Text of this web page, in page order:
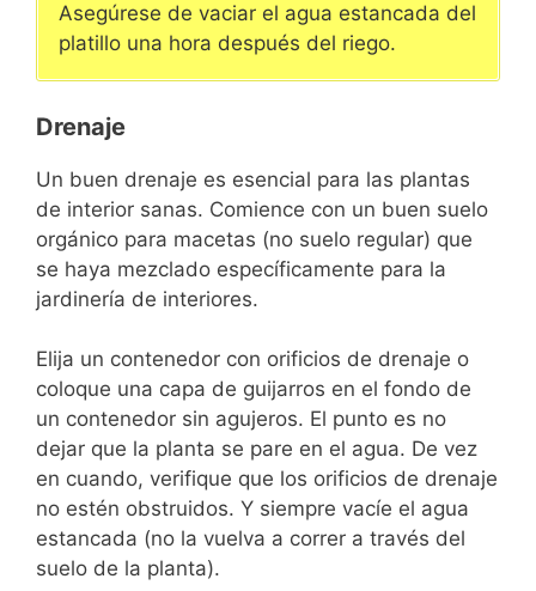
Asegúrese de vaciar el agua estancada del
platillo una hora después del riego.
Drenaje
Un buen drenaje es esencial para las plantas
de interior sanas. Comience con un buen suelo
orgánico para macetas (no suelo regular) que
se haya mezclado específicamente para la
jardinería de interiores.
Elija un contenedor con orificios de drenaje o
coloque una capa de guijarros en el fondo de
un contenedor sin agujeros. El punto es no
dejar que la planta se pare en el agua. De vez
en cuando, verifique que los orificios de drenaje
no estén obstruidos. Y siempre vacíe el agua
estancada (no la vuelva a correr a través del
suelo de la planta).